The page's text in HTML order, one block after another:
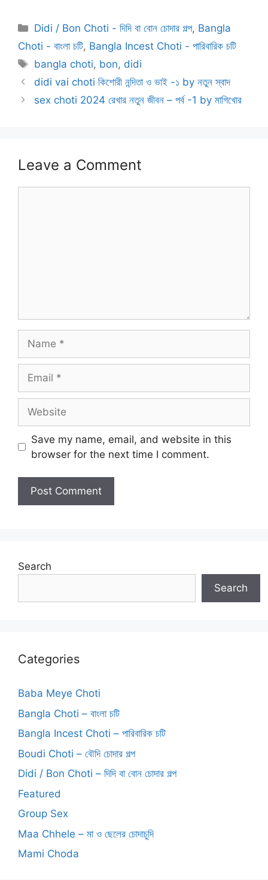
Categories
Didi / Bon Choti - দিদি বা বোন চোদার গল্প, Bangla
Choti - বাংলা চটি, Bangla Incest Choti - পারিবারিক চটি
Tags
bangla choti, bon, didi
didi vai choti কিশোরী নন্দিতা ও ভাই -১ by নতুন স্বাদ
sex choti 2024 রেখার নতুন জীবন – পর্ব -1 by মাগিখোর
Leave a Comment
Save my name, email, and website in this
browser for the next time I comment.
Search
Search
Categories
Baba Meye Choti
Bangla Choti – বাংলা চটি
Bangla Incest Choti – পারিবারিক চটি
Boudi Choti – বৌদি চোদার গল্প
Didi / Bon Choti – দিদি বা বোন চোদার গল্প
Featured
Group Sex
Maa Chhele – মা ও ছেলের চোদাচুদি
Mami Choda